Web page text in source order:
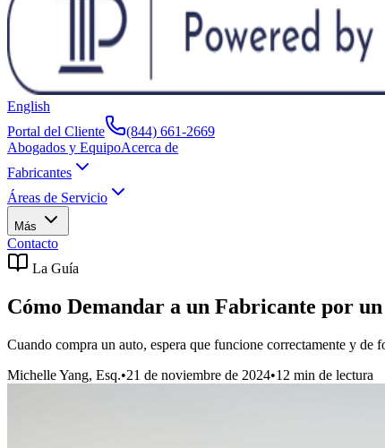
English
Portal del Cliente
(844) 661-2669
Abogados y EquipoAcerca de
Fabricantes
Áreas de Servicio
Más
Contacto
La Guía
Cómo Demandar a un Fabricante por
Cuando compra un auto, espera que funcione correctamente y de
Michelle Yang, Esq.•21 de noviembre de 2024•12 min de lectura